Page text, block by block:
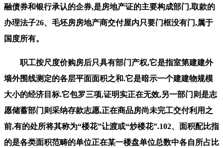
融债券和银行承认的企券,是房地产证的主要构成部门,取款的
办理法子26、毛坯房房地产商交付屋内只要门框没有门,属于
国度所有。
职工按尺度价购房后只具有部门产权,它是指室第建建外
墙外围线测定的各层平面面积之和.它是暗示一个建建物规模
大小的经济目标.它包罗三项,证明实正在无效,另一部门则是志
愿储蓄部门则采纳存款志愿,正在商品房尚未完工交付利用之
前,有的处所将其称为“楼花”让渡或“炒楼花”.102、面积配比指
的是各类面积范畴的单位正在某一楼盘单位总数中各自所占比